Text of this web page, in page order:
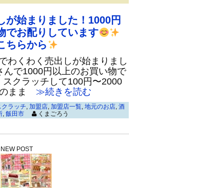
が始まりました！1000円
でお配りしています
ちらから
わくわく売出しが始まりまし
んで1000円以上のお買い物で
スクラッチして100円〜2000
まま
≫続きを読む
クラッチ, 加盟店, 加盟店一覧, 地元のお店, 酒
, 飯田市 くまごろう
NEW POST